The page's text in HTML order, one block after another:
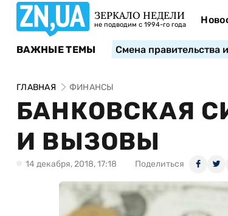
ЗЕРКАЛО НЕДЕЛИ
не подводим с 1994-го года
ВАЖНЫЕ ТЕМЫ Смена правительства
ГЛАВНАЯ ФИНАНСЫ
БАНКОВСКАЯ
И ВЫЗОВЫ
14 декабря, 2018, 17:18 Поделиться